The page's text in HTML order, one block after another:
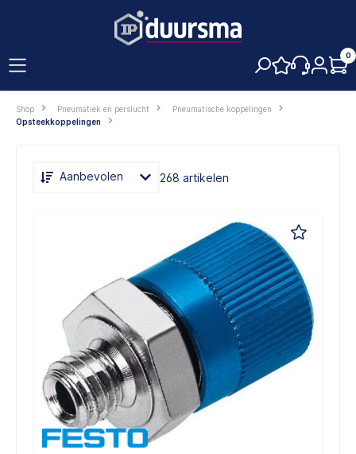
0
Shop Pneumatiek en perslucht
Pneumatische koppelingen
Opsteekkoppelingen
Aanbevolen 268 artikelen